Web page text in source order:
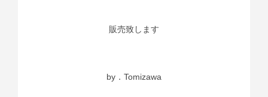
販売致します
by．Tomizawa